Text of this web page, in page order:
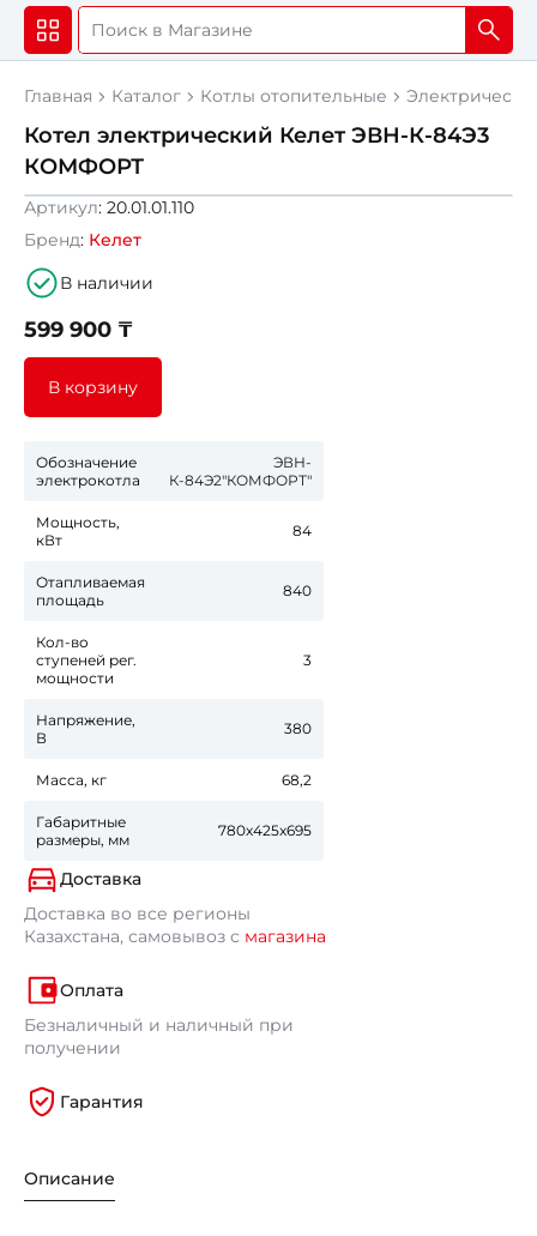
Главная Каталог Котлы отопительные
Котел электрический Келет ЭВН-К-84Э3
КОМФОРТ
Новинка
Артикул: 20.01.01.110
Бренд: Келет
В наличии
599 900 ₸
В корзину
Обозначение
электрокотла
ЭВН-
К-84Э2"КОМФОРТ"
Мощность,
кВт
84
Отапливаемая
площадь
840
Кол-во
ступеней рег.
мощности
3
Напряжение,
В
380
Масса, кг 68,2
Габаритные
размеры, мм
780х425x695
Доставка
Доставка во все регионы
Казахстана, самовывоз с магазина
Оплата
Безналичный и наличный при
получении
Гарантия
Описание